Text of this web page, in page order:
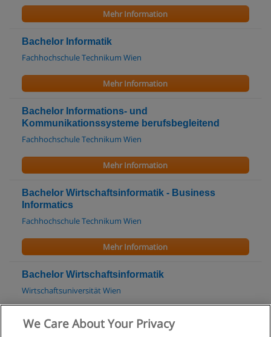
Mehr Information
Bachelor Informatik
Fachhochschule Technikum Wien
Mehr Information
Bachelor Informations- und
Kommunikationssysteme berufsbegleitend
Fachhochschule Technikum Wien
Mehr Information
Bachelor Wirtschaftsinformatik - Business
Informatics
Fachhochschule Technikum Wien
Mehr Information
Bachelor Wirtschaftsinformatik
Wirtschaftsuniversität Wien
Mehr Information
We Care About Your Privacy